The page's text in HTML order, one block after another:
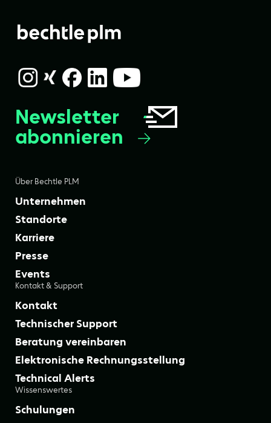
Über Bechtle PLM
Unternehmen
Standorte
Karriere
Presse
Events
Kontakt & Support
Kontakt
Technischer Support
Beratung vereinbaren
Elektronische Rechnungsstellung
Technical Alerts
Wissenswertes
Schulungen
Newsletter
abonnieren